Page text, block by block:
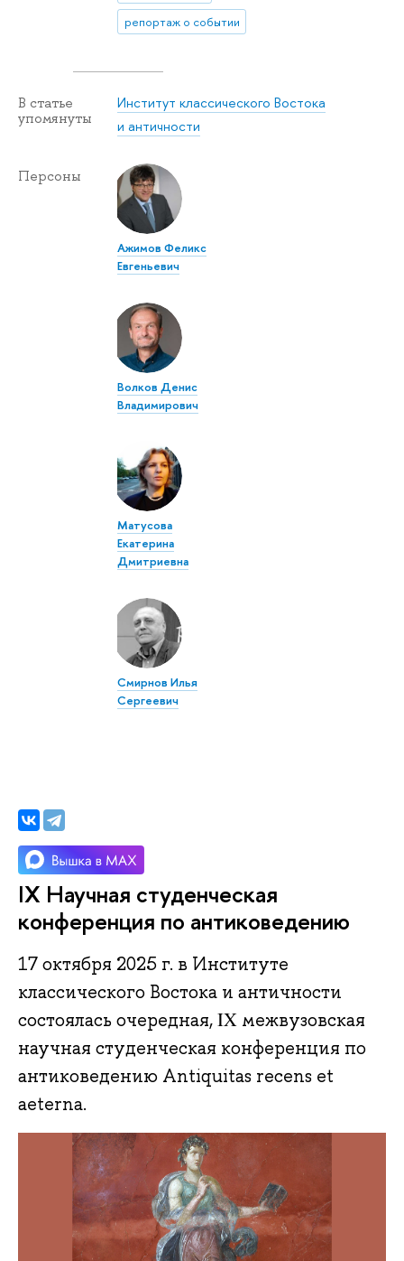
IX Научная студенческая
конференция по антиковедению
17 октября 2025 г. в Институте
классического Востока и античности
состоялась очередная, ΙΧ межвузовская
научная студенческая конференция по
антиковедению Antiquitas recens et
aeterna.
репортаж о событии
В статье
упомянуты
Институт классического Востока
и античности
Персоны
Ажимов Феликс
Евгеньевич
Волков Денис
Владимирович
Матусова
Екатерина
Дмитриевна
Смирнов Илья
Сергеевич